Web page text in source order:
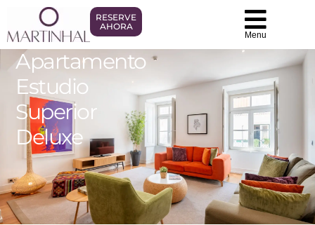
RESERVE
AHORA
Menu
Apartamento
Estudio
Superior
Deluxe